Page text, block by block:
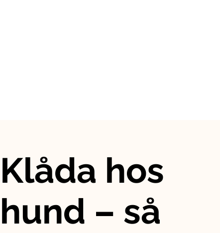
Klåda hos
hund – så